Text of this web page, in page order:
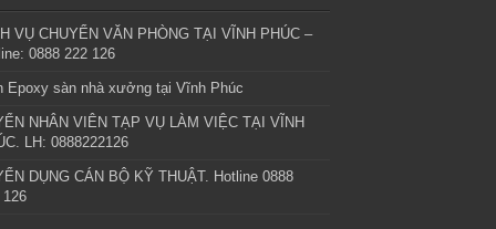
VỤ CHUYỂN VĂN PHÒNG TẠI VĨNH PHÚC –
0888 222 126
Epoxy sàn nhà xưởng tại Vĩnh Phúc
NHÂN VIÊN TẠP VỤ LÀM VIỆC TẠI VĨNH
LH: 0888222126
DỤNG CÁN BỘ KỸ THUẬT. Hotline 0888
126